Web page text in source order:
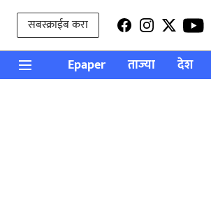
सबस्क्राईब करा
Epaper ताज्या देश